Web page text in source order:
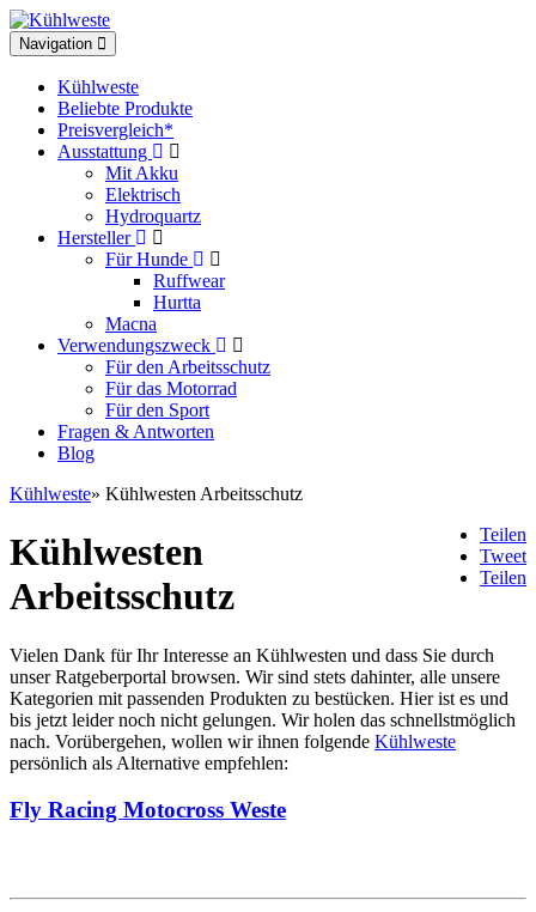
Toggle
navigation
Navigation
Kühlweste
Beliebte Produkte
Preisvergleich*
Ausstattung
Mit Akku
Elektrisch
Hydroquartz
Hersteller
Für Hunde
Ruffwear
Hurtta
Macna
Verwendungszweck
Für den Arbeitsschutz
Für das Motorrad
Für den Sport
Fragen & Antworten
Blog
Kühlweste» Kühlwesten Arbeitsschutz
Teilen
Tweet
Teilen
Kühlwesten
Arbeitsschutz
Vielen Dank für Ihr Interesse an Kühlwesten und dass Sie durch
unser Ratgeberportal browsen. Wir sind stets dahinter, alle unsere
Kategorien mit passenden Produkten zu bestücken. Hier ist es und
bis jetzt leider noch nicht gelungen. Wir holen das schnellstmöglich
nach. Vorübergehen, wollen wir ihnen folgende Kühlweste
persönlich als Alternative empfehlen:
Fly Racing Motocross Weste